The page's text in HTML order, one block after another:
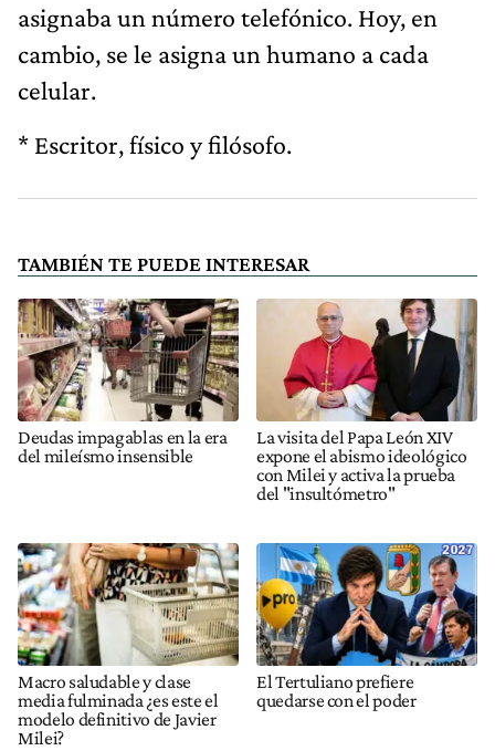
asignaba un número telefónico. Hoy, en
cambio, se le asigna un humano a cada
celular.
* Escritor, físico y filósofo.
TAMBIÉN TE PUEDE INTERESAR
Deudas impagablas en la era
del mileísmo insensible
La visita del Papa León XIV
expone el abismo ideológico
con Milei y activa la prueba
del "insultómetro"
Macro saludable y clase
media fulminada ¿es este el
modelo definitivo de Javier
Milei?
El Tertuliano prefiere
quedarse con el poder